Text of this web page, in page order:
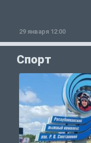
29 января 12:00
Спорт